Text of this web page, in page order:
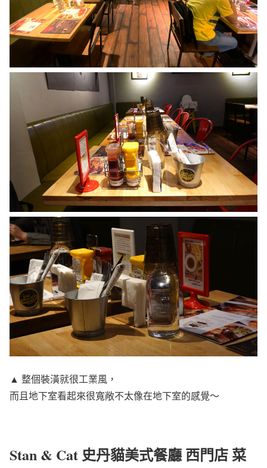
▲ 整個裝潢就很工業風，
而且地下室看起來很寬敞不太像在地下室的感覺～
Stan & Cat 史丹貓美式餐廳 西門店 菜